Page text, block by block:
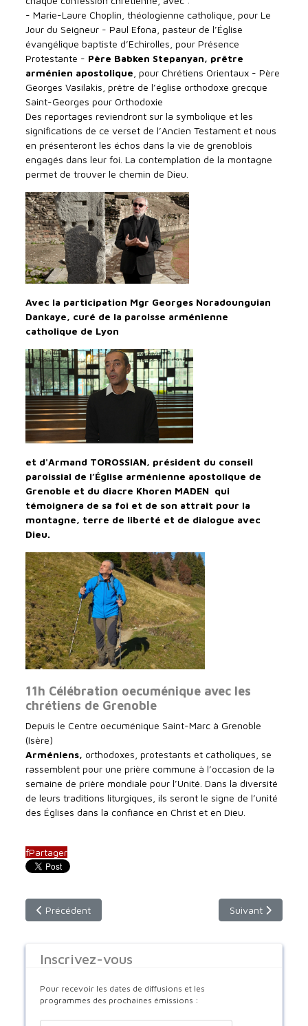
- Marie-Laure Choplin, théologienne catholique, pour Le
Jour du Seigneur - Paul Efona, pasteur de l’Église
évangélique baptiste d’Echirolles, pour Présence
Protestante - Père Babken Stepanyan, prêtre
arménien apostolique , pour Chrétiens Orientaux - Père
Georges Vasilakis, prêtre de l’église orthodoxe grecque
Saint-Georges pour Orthodoxie
Des reportages reviendront sur la symbolique et les
significations de ce verset de l’Ancien Testament et nous
en présenteront les échos dans la vie de grenoblois
engagés dans leur foi. La contemplation de la montagne
permet de trouver le chemin de Dieu.
Avec la participation Mgr Georges Noradounguian
Dankaye, curé de la paroisse arménienne
catholique de Lyon
et d'Armand TOROSSIAN, président du conseil
paroissial de l’Église arménienne apostolique de
Grenoble et du diacre Khoren MADEN qui
témoignera de sa foi et de son attrait pour la
montagne, terre de liberté et de dialogue avec
Dieu.
11h Célébration oecuménique avec les
chrétiens de Grenoble
Depuis le Centre oecuménique Saint-Marc à Grenoble
(Isère)
Arméniens, orthodoxes, protestants et catholiques, se
rassemblent pour une prière commune à l’occasion de la
semaine de prière mondiale pour l’Unité. Dans la diversité
de leurs traditions liturgiques, ils seront le signe de l’unité
des Églises dans la confiance en Christ et en Dieu.
fPartager
Article précédent : Dimanche 14 février 2021 - 9h10 (horaire
Précédent Article suivant :
Suivant
Inscrivez-vous
Pour recevoir les dates de diffusions et les
programmes des prochaines émissions :